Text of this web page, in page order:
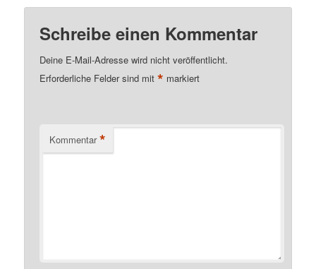
Schreibe einen Kommentar
Deine E-Mail-Adresse wird nicht veröffentlicht.
Erforderliche Felder sind mit* markiert
Kommentar *